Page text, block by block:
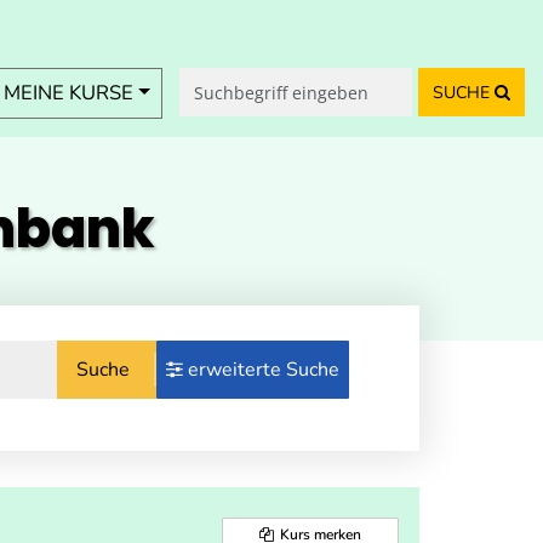
KURSE SUCHE
Suche erweiterte Suche
Kurs merken